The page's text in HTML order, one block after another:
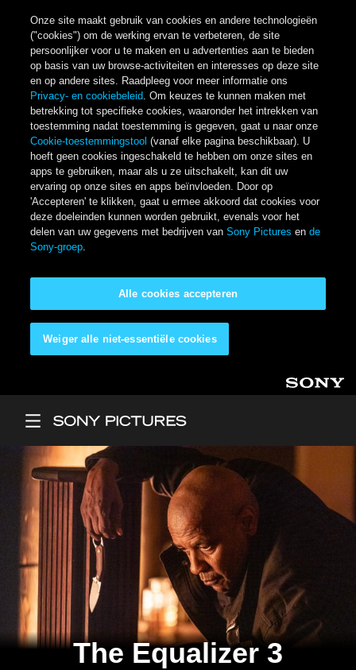
Onze site maakt gebruik van cookies en andere technologieën
("cookies") om de werking ervan te verbeteren, de site
persoonlijker voor u te maken en u advertenties aan te bieden
op basis van uw browse-activiteiten en interesses op deze site
en op andere sites. Raadpleeg voor meer informatie ons
Privacy- en cookiebeleid. Om keuzes te kunnen maken met
betrekking tot specifieke cookies, waaronder het intrekken van
toestemming nadat toestemming is gegeven, gaat u naar onze
Cookie-toestemmingstool (vanaf elke pagina beschikbaar). U
hoeft geen cookies ingeschakeld te hebben om onze sites en
apps te gebruiken, maar als u ze uitschakelt, kan dit uw
ervaring op onze sites en apps beïnvloeden. Door op
'Accepteren' te klikken, gaat u ermee akkoord dat cookies voor
deze doeleinden kunnen worden gebruikt, evenals voor het
delen van uw gegevens met bedrijven vanSony Pictures ende
Sony-groep.
Weiger alle niet-essentiële cookies
Alle cookies accepteren
The Equalizer 3